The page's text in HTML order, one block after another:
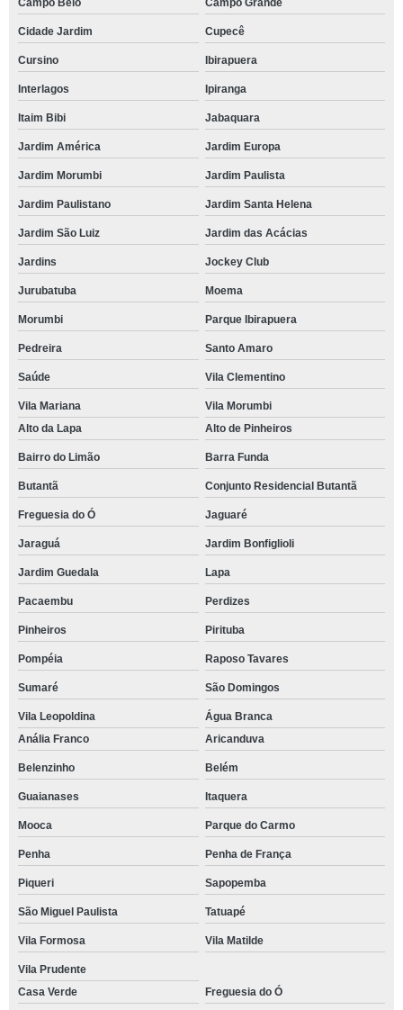
Cidade Jardim Cupecê
Cursino Ibirapuera
Interlagos Ipiranga
Itaim Bibi Jabaquara
Jardim América Jardim Europa
Jardim Morumbi Jardim Paulista
Jardim Paulistano Jardim Santa Helena
Jardim São Luiz Jardim das Acácias
Jardins Jockey Club
Jurubatuba Moema
Morumbi Parque Ibirapuera
Pedreira Santo Amaro
Saúde Vila Clementino
Vila Mariana
Vila Morumbi
Alto da Lapa
Alto de Pinheiros
Bairro do Limão Barra Funda
Butantã Conjunto Residencial Butantã
Freguesia do Ó Jaguaré
Jaraguá Jardim Bonfiglioli
Jardim Guedala Lapa
Pacaembu Perdizes
Pinheiros Pirituba
Pompéia Raposo Tavares
Sumaré São Domingos
Vila Leopoldina
Água Branca
Anália Franco
Aricanduva
Belenzinho Belém
Guaianases Itaquera
Mooca Parque do Carmo
Penha Penha de França
Piqueri Sapopemba
São Miguel Paulista Tatuapé
Vila Formosa Vila Matilde
Vila Prudente
Casa Verde
Freguesia do Ó